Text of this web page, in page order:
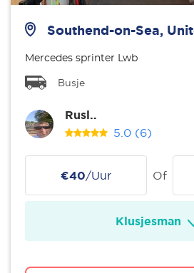
Southend-on-Sea,
Mercedes sprinter Lwb
Busje
Rusl..
5.0 (6)
€40/Uur Of
Klusjesman